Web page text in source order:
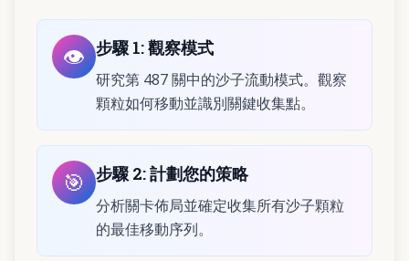
👁️ 步驟 1:觀察模式
研究第 487 關中的沙子流動模式。觀察
顆粒如何移動並識別關鍵收集點。
🎯 步驟 2:計劃您的策略
分析關卡佈局並確定收集所有沙子顆粒
的最佳移動序列。